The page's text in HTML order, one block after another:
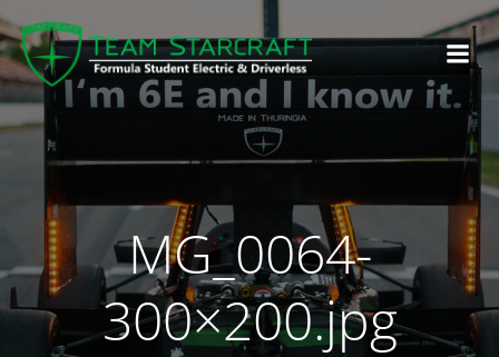
MG_0064-
300×200.jpg